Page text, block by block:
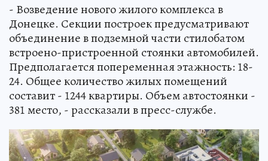
- Возведение нового жилого комплекса в
Донецке. Секции построек предусматривают
объединение в подземной части стилобатом
встроено-пристроенной стоянки автомобилей.
Предполагается попеременная этажность: 18-
24. Общее количество жилых помещений
составит - 1244 квартиры. Объем автостоянки -
381 место, - рассказали в пресс-службе.